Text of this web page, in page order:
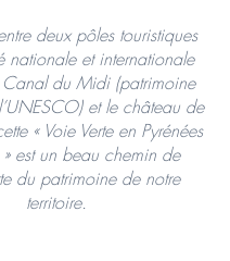
deux pôles touristiques
nationale et internationale
du Midi (patrimoine
et le château de
« Voie Verte en Pyrénées
est un beau chemin de
du patrimoine de notre
territoire.